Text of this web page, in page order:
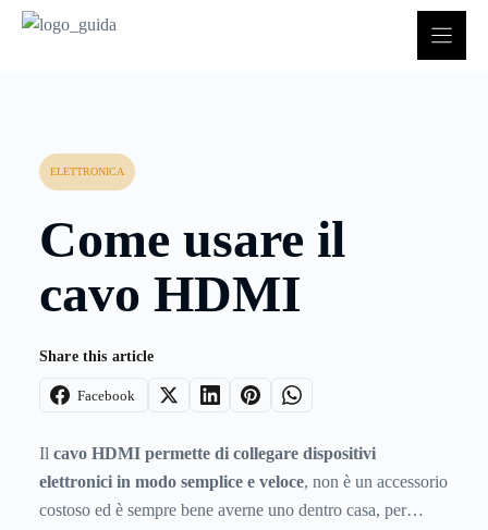
ELETTRONICA
Come usare il
cavo HDMI
Share this article
Facebook
Il cavo HDMI permette di collegare dispositivi
elettronici in modo semplice e veloce, non è un accessorio
costoso ed è sempre bene averne uno dentro casa, per